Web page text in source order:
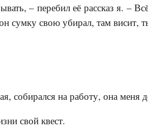
– перебил её рассказ я. –
сумку свою убирал, там висит,
собирался на работу, она меня
свой квест.